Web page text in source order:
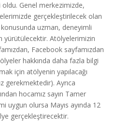
Genel merkezimizde,
gerçekleştirilecek olan
uzman, deneyimli
yürütülecektir. Atölyelerimizin
Facebook sayfamızdan
hakkında daha fazla bilgi
için atölyenin yapılacağı
gerekmektedir). Ayrıca
hocamız sayın Tamer
uygun olursa Mayıs ayında 12
gerçekleştirecektir.